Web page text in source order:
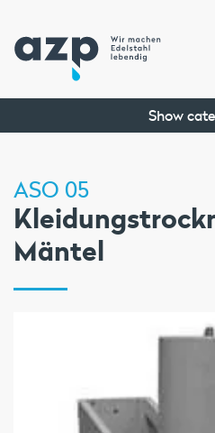
Show
ASO 05
Mäntel